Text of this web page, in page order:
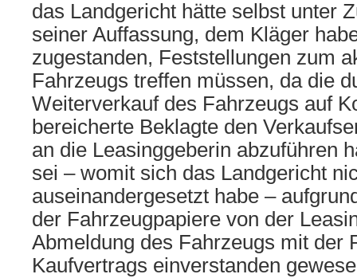
das Landgericht hätte selbst unter
seiner Auffassung, dem Kläger
zugestanden, Feststellungen zum
Fahrzeugs treffen müssen, da die
Weiterverkauf des Fahrzeugs auf
bereicherte Beklagte den
an die Leasinggeberin abzuführen
sei – womit sich das Landgericht
auseinandergesetzt habe –
der Fahrzeugpapiere von der
Abmeldung des Fahrzeugs mit der
Kaufvertrags einverstanden